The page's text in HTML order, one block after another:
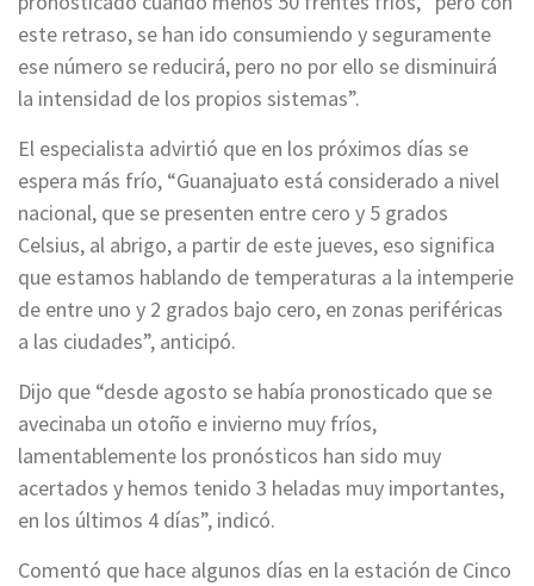
este retraso, se han ido consumiendo y seguramente
ese número se reducirá, pero no por ello se disminuirá
la intensidad de los propios sistemas”.
El especialista advirtió que en los próximos días se
espera más frío, “Guanajuato está considerado a nivel
nacional, que se presenten entre cero y 5 grados
Celsius, al abrigo, a partir de este jueves, eso significa
que estamos hablando de temperaturas a la intemperie
de entre uno y 2 grados bajo cero, en zonas periféricas
a las ciudades”, anticipó.
Dijo que “desde agosto se había pronosticado que se
avecinaba un otoño e invierno muy fríos,
lamentablemente los pronósticos han sido muy
acertados y hemos tenido 3 heladas muy importantes,
en los últimos 4 días”, indicó.
Comentó que hace algunos días en la estación de Cinco